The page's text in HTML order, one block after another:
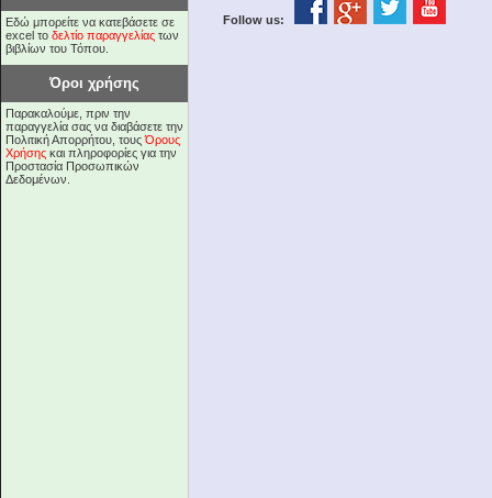
Εδώ μπορείτε να κατεβάσετε σε
excel το δελτίο παραγγελίας των
βιβλίων του Τόπου.
Όροι χρήσης
Παρακαλούμε, πριν την
παραγγελία σας να διαβάσετε την
Πολιτική Απορρήτου, τουςΌρους
Χρήσης και πληροφορίες για την
Προστασία Προσωπικών
Δεδομένων.
Follow us: